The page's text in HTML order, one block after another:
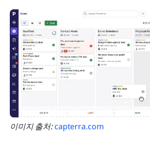
이미지 출처: capterra.com